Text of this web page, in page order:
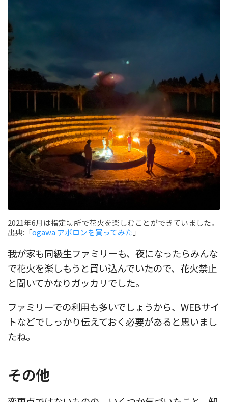
2021年6月は指定場所で花火を楽しむことができていました。
出典:「ogawa アポロンを買ってみた 」
我が家も同級生ファミリーも、夜になったらみんな
で花火を楽しもうと買い込んでいたので、花火禁止
と聞いてかなりガッカリでした。
ファミリーでの利用も多いでしょうから、WEBサイ
トなどでしっかり伝えておく必要があると思いまし
たね。
その他